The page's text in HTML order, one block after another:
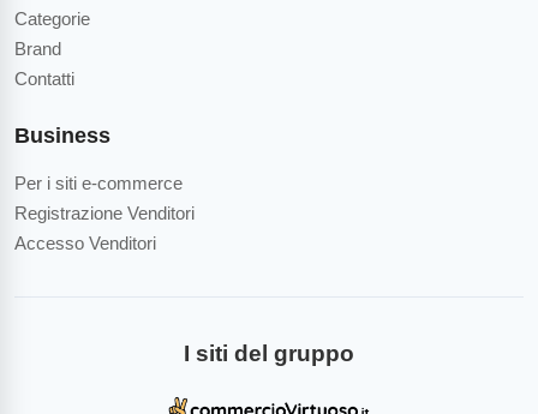
Categorie
Brand
Contatti
Business
Per i siti e-commerce
Registrazione Venditori
Accesso Venditori
I siti del gruppo